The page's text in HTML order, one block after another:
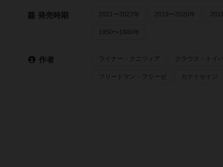
発売時期 2021〜2022年 2019〜2020年
1950〜1980年
作者 ライナー・クニツィア クラウス・トイ
フリードマン・フリーゼ カナイセイジ